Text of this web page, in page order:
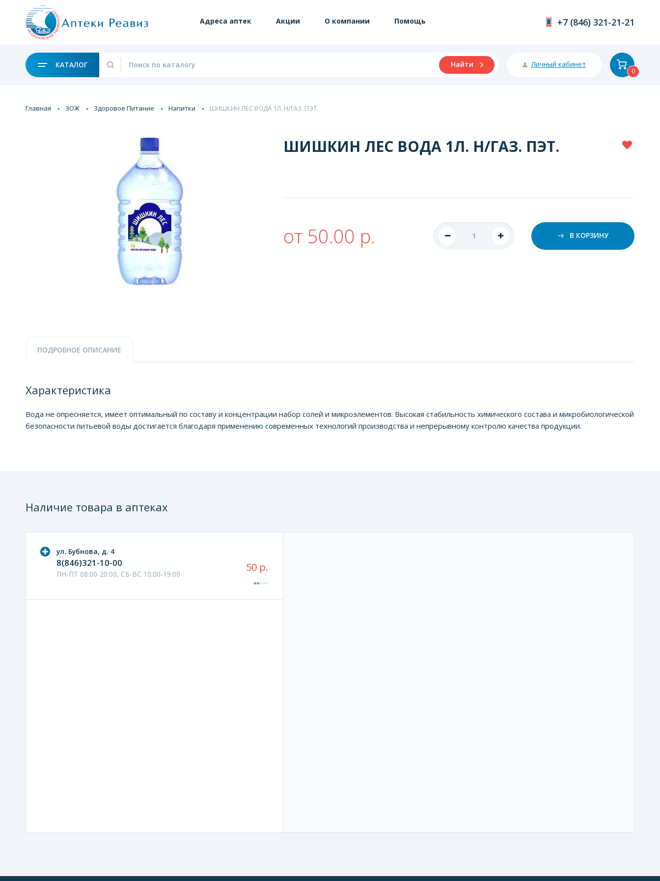
Адреса аптек Акции О компании Помощь +7 (846) 321-21-21
КАТАЛОГ Найти Личный кабинет
0
Главная ЗОЖ Здоровое Питание Напитки ШИШКИН ЛЕС ВОДА 1Л. Н/ГАЗ. ПЭТ.
ШИШКИН ЛЕС ВОДА 1Л. Н/ГАЗ. ПЭТ.
от 50.00 р. В КОРЗИНУ
ПОДРОБНОЕ ОПИСАНИЕ
Характеристика
Вода не опресняется, имеет оптимальный по составу и концентрации набор солей и микроэлементов. Высокая стабильность химического состава и микробиологической
безопасности питьевой воды достигается благодаря применению современных технологий производства и непрерывному контролю качества продукции.
Наличие товара в аптеках
ул. Бубнова, д. 4
8(846)321-10-00
ПН-ПТ 08:00-20:00, СБ-ВС 10:00-19:00
50 р.